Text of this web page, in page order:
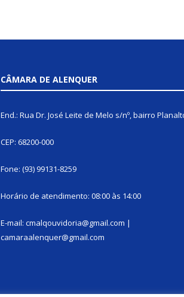
CÂMARA DE ALENQUER
End.: Rua Dr. José Leite de Melo s/nº, bairro
CEP: 68200-000
Fone: (93) 99131-8259
Horário de atendimento: 08:00 às 14:00
E-mail: cmalqouvidoria@gmail.com |
camaraalenquer@gmail.com